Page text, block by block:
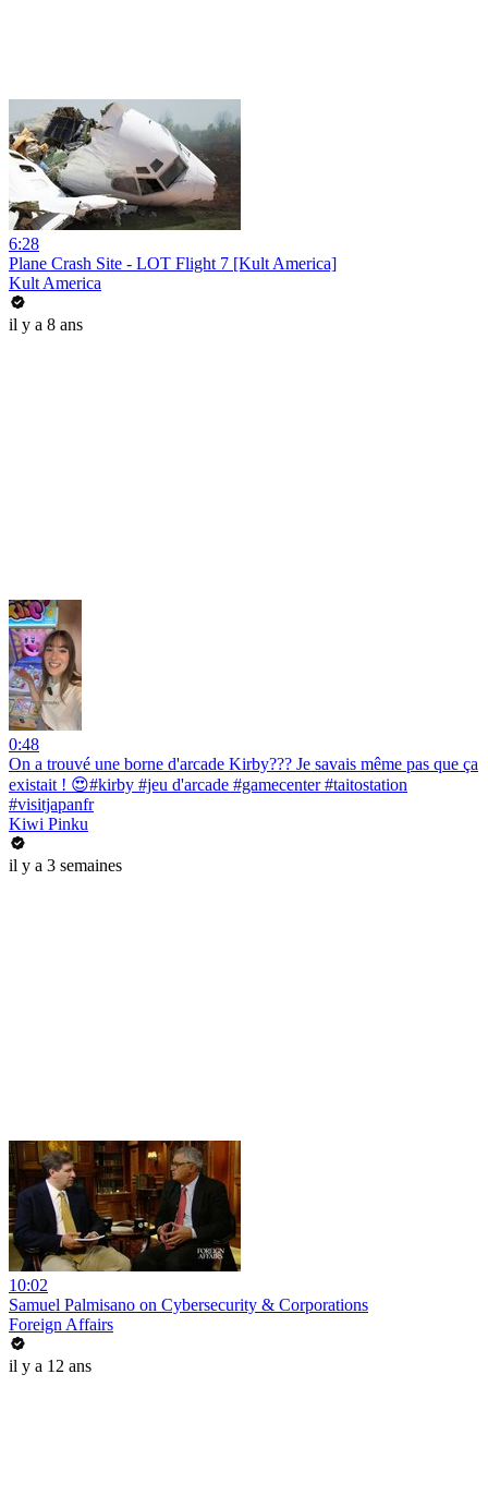
6:28
Plane Crash Site - LOT Flight 7 [Kult America]
Kult America
il y a 8 ans
0:48
On a trouvé une borne d'arcade Kirby??? Je savais même pas que ça
existait ! 😍#kirby #jeu d'arcade #gamecenter #taitostation
#visitjapanfr
Kiwi Pinku
il y a 3 semaines
10:02
Samuel Palmisano on Cybersecurity & Corporations
Foreign Affairs
il y a 12 ans